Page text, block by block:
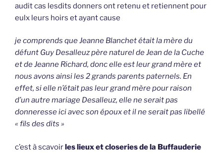
audit cas lesdits donners ont retenu et retiennent pour
eulx leurs hoirs et ayant cause
je comprends que Jeanne Blanchet était la mère du
défunt Guy Desalleuz père naturel de Jean de la Cuche
et de Jeanne Richard, donc elle est leur grand mère et
nous avons ainsi les 2 grands parents paternels. En
effet, si elle n’était pas leur grand mère pour raison
d’un autre mariage Desalleuz, elle ne serait pas
donneresse ici avec son époux et il ne serait pas libellé
« fils des dits »
c’est à scavoirles lieux et closeries de la Buffauderie